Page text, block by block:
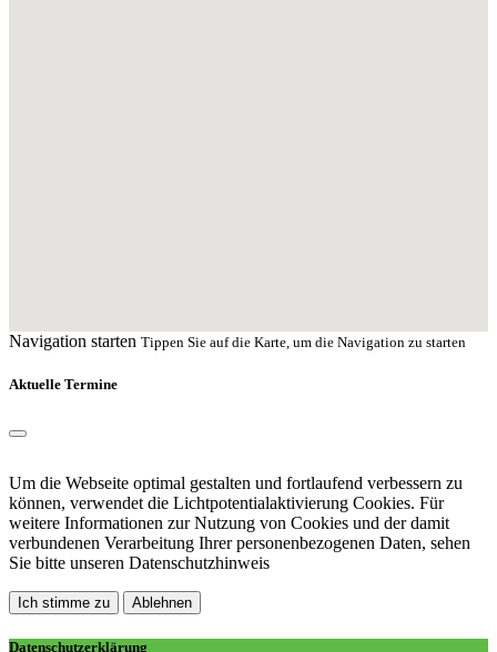
Navigation starten Tippen Sie auf die Karte, um die Navigation zu starten
Aktuelle Termine
Um die Webseite optimal gestalten und fortlaufend verbessern zu
können, verwendet die Lichtpotentialaktivierung Cookies. Für
weitere Informationen zur Nutzung von Cookies und der damit
verbundenen Verarbeitung Ihrer personenbezogenen Daten, sehen
Sie bitte unseren Datenschutzhinweis
Ich stimme zu Ablehnen
Datenschutzerklärung